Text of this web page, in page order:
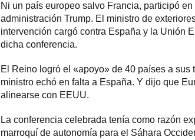
Ni un país europeo salvo Francia, participó
administración Trump. El ministro de
intervención cargó contra España y la Unión
dicha conferencia.
El Reino logró el «apoyo» de 40 países a
ministro echó en falta a España. Y dijo que
alinearse con EEUU.
La conferencia celebrada tenía como razón
marroquí de autonomía para el Sáhara